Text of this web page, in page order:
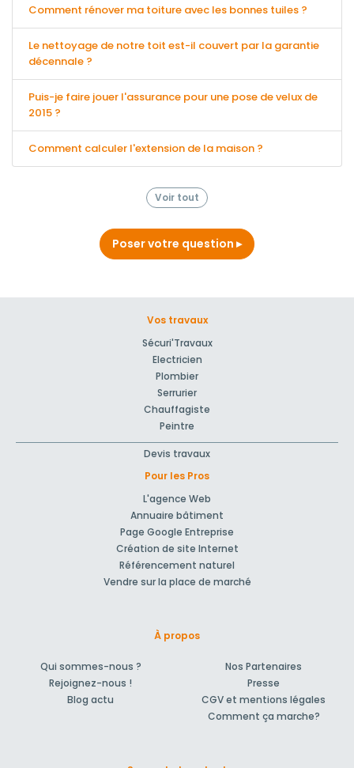
Comment rénover ma toiture avec les bonnes tuiles ?
Le nettoyage de notre toit est-il couvert par la garantie
décennale ?
Puis-je faire jouer l'assurance pour une pose de velux de
2015 ?
Comment calculer l'extension de la maison ?
Voir tout
Poser votre question
Vos travaux
Sécuri'Travaux
Electricien
Plombier
Serrurier
Chauffagiste
Peintre
Devis travaux
Pour les Pros
L'agence Web
Annuaire bâtiment
Page Google Entreprise
Création de site Internet
Référencement naturel
Vendre sur la place de marché
À propos
Qui sommes-nous ?
Rejoignez-nous !
Blog actu
Nos Partenaires
Presse
CGV et mentions légales
Comment ça marche?